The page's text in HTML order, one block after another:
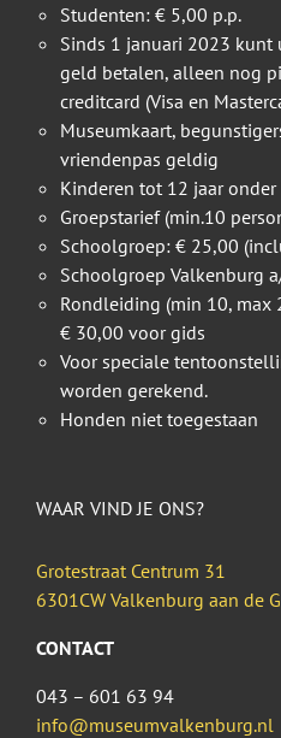
Studenten: € 5,00 p.p.
Sinds 1 januari 2023 kunt
geld betalen, alleen nog
creditcard (Visa en
Museumkaart,
vriendenpas geldig
Kinderen tot 12 jaar
Groepstarief (min.10
Schoolgroep: € 25,00
Schoolgroep Valkenburg
Rondleiding (min 10, max
€ 30,00 voor gids
Voor speciale
worden gerekend.
Honden niet toegestaan
WAAR VIND JE ONS?
Grotestraat Centrum 31
6301CW Valkenburg aan de
CONTACT
043 – 601 63 94
info@museumvalkenburg.nl